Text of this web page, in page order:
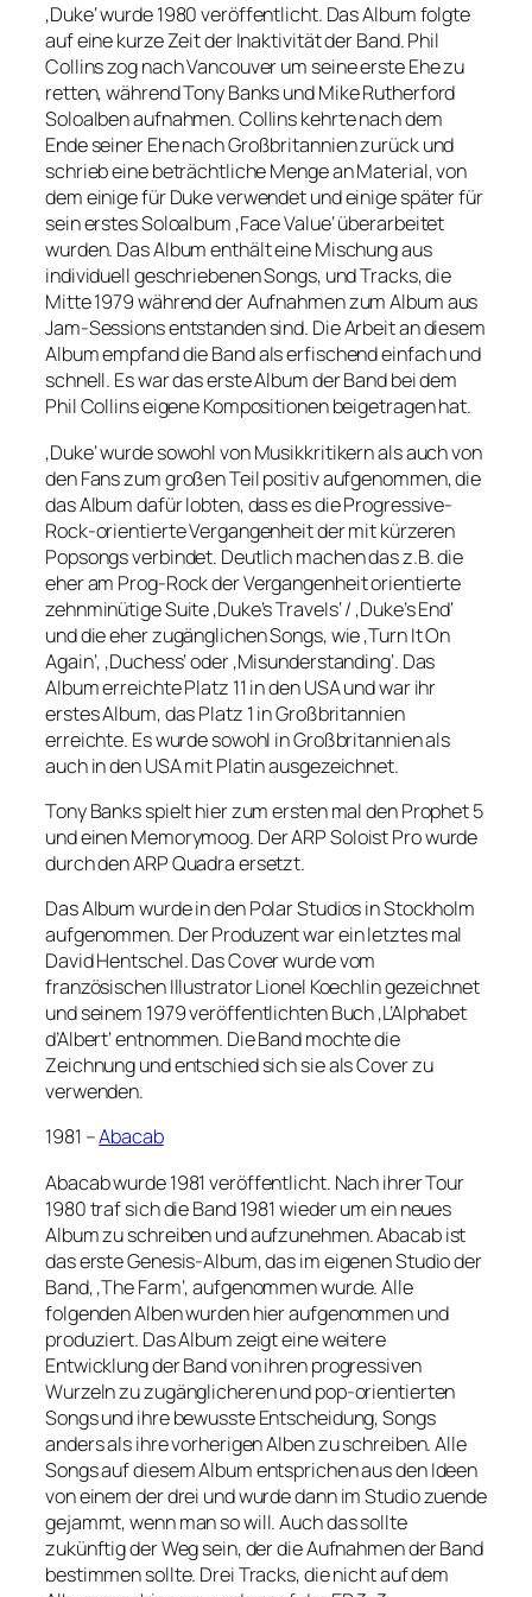
‚Duke‘ wurde 1980 veröffentlicht. Das Album folgte
auf eine kurze Zeit der Inaktivität der Band. Phil
Collins zog nach Vancouver um seine erste Ehe zu
retten, während Tony Banks und Mike Rutherford
Soloalben aufnahmen. Collins kehrte nach dem
Ende seiner Ehe nach Großbritannien zurück und
schrieb eine beträchtliche Menge an Material, von
dem einige für Duke verwendet und einige später für
sein erstes Soloalbum ‚Face Value‘ überarbeitet
wurden. Das Album enthält eine Mischung aus
individuell geschriebenen Songs, und Tracks, die
Mitte 1979 während der Aufnahmen zum Album aus
Jam-Sessions entstanden sind. Die Arbeit an diesem
Album empfand die Band als erfischend einfach und
schnell. Es war das erste Album der Band bei dem
Phil Collins eigene Kompositionen beigetragen hat.
‚Duke‘ wurde sowohl von Musikkritikern als auch von
den Fans zum großen Teil positiv aufgenommen, die
das Album dafür lobten, dass es die Progressive-
Rock-orientierte Vergangenheit der mit kürzeren
Popsongs verbindet. Deutlich machen das z.B. die
eher am Prog-Rock der Vergangenheit orientierte
zehnminütige Suite ‚Duke’s Travels‘ / ‚Duke’s End‘
und die eher zugänglichen Songs, wie ‚Turn It On
Again‘, ‚Duchess‘ oder ‚Misunderstanding‘. Das
Album erreichte Platz 11 in den USA und war ihr
erstes Album, das Platz 1 in Großbritannien
erreichte. Es wurde sowohl in Großbritannien als
auch in den USA mit Platin ausgezeichnet.
Tony Banks spielt hier zum ersten mal den Prophet 5
und einen Memorymoog. Der ARP Soloist Pro wurde
durch den ARP Quadra ersetzt.
Das Album wurde in den Polar Studios in Stockholm
aufgenommen. Der Produzent war ein letztes mal
David Hentschel. Das Cover wurde vom
französischen Illustrator Lionel Koechlin gezeichnet
und seinem 1979 veröffentlichten Buch ‚L’Alphabet
d’Albert‘ entnommen. Die Band mochte die
Zeichnung und entschied sich sie als Cover zu
verwenden.
1981 –Abacab
Abacab wurde 1981 veröffentlicht. Nach ihrer Tour
1980 traf sich die Band 1981 wieder um ein neues
Album zu schreiben und aufzunehmen. Abacab ist
das erste Genesis-Album, das im eigenen Studio der
Band, ‚The Farm‘, aufgenommen wurde. Alle
folgenden Alben wurden hier aufgenommen und
produziert. Das Album zeigt eine weitere
Entwicklung der Band von ihren progressiven
Wurzeln zu zugänglicheren und pop-orientierten
Songs und ihre bewusste Entscheidung, Songs
anders als ihre vorherigen Alben zu schreiben. Alle
Songs auf diesem Album entsprichen aus den Ideen
von einem der drei und wurde dann im Studio zuende
gejammt, wenn man so will. Auch das sollte
zukünftig der Weg sein, der die Aufnahmen der Band
bestimmen sollte. Drei Tracks, die nicht auf dem